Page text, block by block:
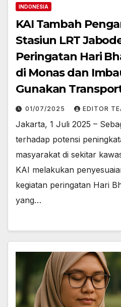
INDONESIA
KAI Tambah
Stasiun LRT
Peringatan Hari
di Monas dan
Gunakan
Selalu Utamakan
01/07/2025 EDITOR
Jakarta, 1 Juli 2025 –
terhadap potensi
masyarakat di sekitar
KAI melakukan
kegiatan peringatan Hari
yang…